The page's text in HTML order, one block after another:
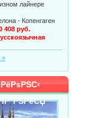
лайнере
- Копенгаген
408 руб.
»